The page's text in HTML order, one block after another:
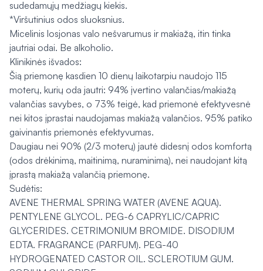
sudedamųjų medžiagų kiekis.
*Viršutinius odos sluoksnius.
Micelinis losjonas valo nešvarumus ir makiažą, itin tinka
jautriai odai. Be alkoholio.
Klinikinės išvados:
Šią priemonę kasdien 10 dienų laikotarpiu naudojo 115
moterų, kurių oda jautri: 94% įvertino valančias/makiažą
valančias savybes, o 73% teigė, kad priemonė efektyvesnė
nei kitos įprastai naudojamas makiažą valančios. 95% patiko
gaivinantis priemonės efektyvumas.
Daugiau nei 90% (2/3 moterų) jautė didesnį odos komfortą
(odos drėkinimą, maitinimą, nuraminimą), nei naudojant kitą
įprastą makiažą valančią priemonę.
Sudėtis:
AVENE THERMAL SPRING WATER (AVENE AQUA).
PENTYLENE GLYCOL. PEG-6 CAPRYLIC/CAPRIC
GLYCERIDES. CETRIMONIUM BROMIDE. DISODIUM
EDTA. FRAGRANCE (PARFUM). PEG-40
HYDROGENATED CASTOR OIL. SCLEROTIUM GUM.